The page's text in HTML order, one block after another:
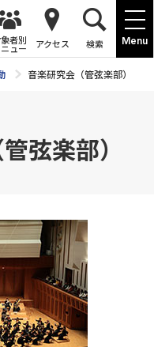
Menu
者別
ュー アクセス 検索
音楽研究会（管弦楽部）
弦楽部）